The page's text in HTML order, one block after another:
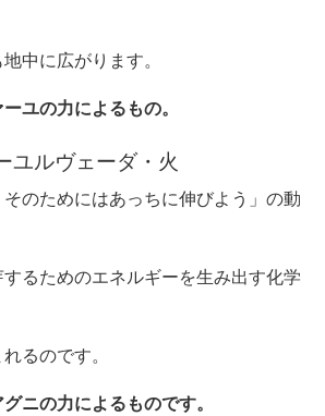
中に広がります。
ユの力によるもの。
ユルヴェーダ・火
そのためにはあっちに伸びよう」の動
るためのエネルギーを生み出す化学
るのです。
ニの力によるものです。